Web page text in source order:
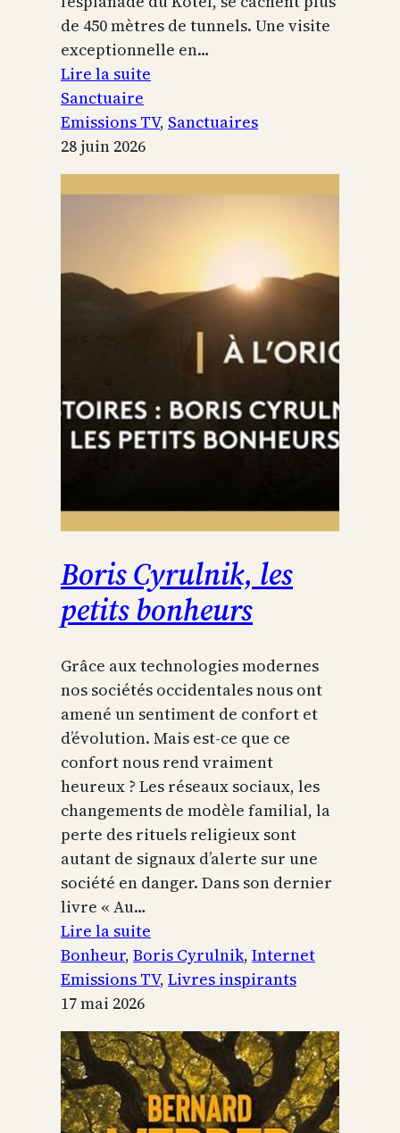
de 450 mètres de tunnels. Une visite
exceptionnelle en…
Lire la suite
Temple
Jérusalem
Sanctuaire
Emissions TV, Sanctuaires
28 juin 2026
Boris Cyrulnik, les
petits bonheurs
Grâce aux technologies modernes
nos sociétés occidentales nous ont
amené un sentiment de confort et
d’évolution. Mais est-ce que ce
confort nous rend vraiment
heureux ? Les réseaux sociaux, les
changements de modèle familial, la
perte des rituels religieux sont
autant de signaux d’alerte sur une
société en danger. Dans son dernier
livre « Au…
Lire la suite
Boris
Cyrulnik,
petits
bonheurs
Bonheur, Boris Cyrulnik, Internet
Emissions TV, Livres inspirants
17 mai 2026